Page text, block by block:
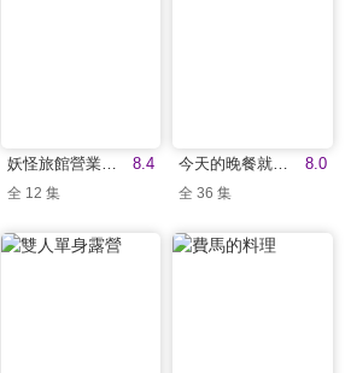
8.4
妖怪旅館營業中 貳
全 12 集
8.0
今天的晚餐就是你 第二季
全 36 集